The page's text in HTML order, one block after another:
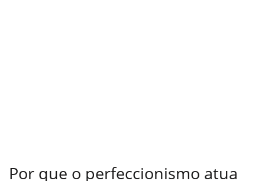
Por que o perfeccionismo atua